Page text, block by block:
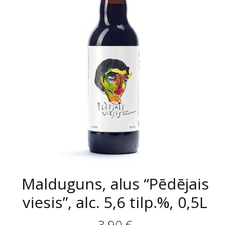
Malduguns, alus “Pēdējais
viesis”, alc. 5,6 tilp.%, 0,5L